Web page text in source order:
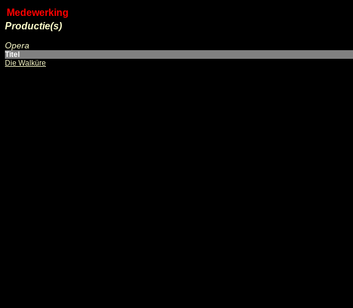
Medewerking
Productie(s)
Opera
Titel
Die Walküre